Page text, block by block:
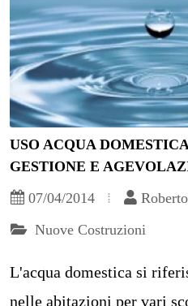
USO ACQUA
GESTIONE E
07/04/2014
Roberto
Nuove Costruzioni
L'acqua domestica si
nelle abitazioni per vari